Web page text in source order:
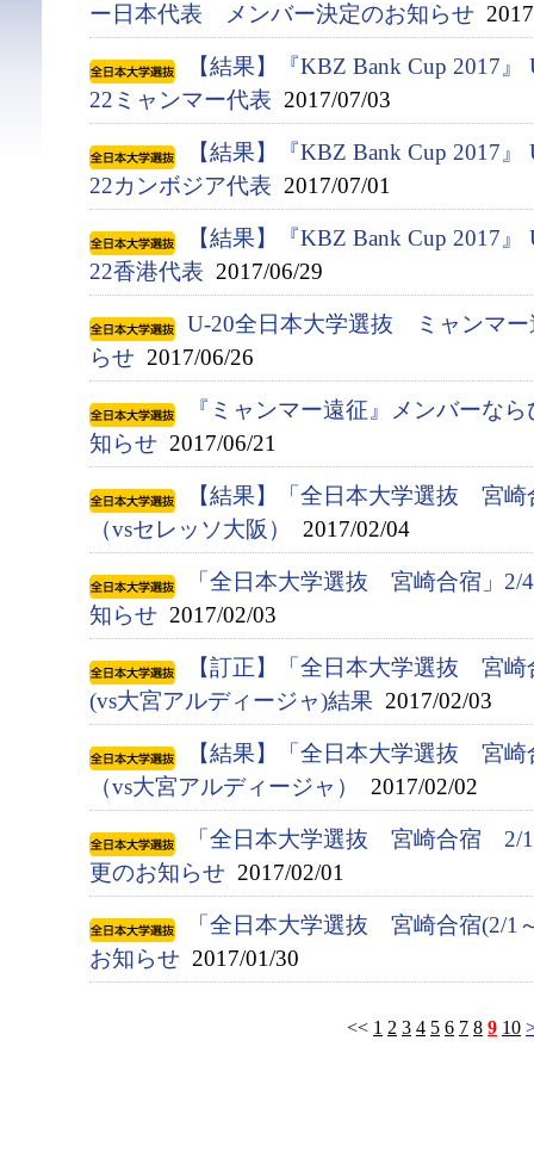
ー日本代表 メンバー決定のお知らせ
【結果】『KBZ Bank Cup 2017
22ミャンマー代表 2017/07/03
【結果】『KBZ Bank Cup 2017
22カンボジア代表 2017/07/01
【結果】『KBZ Bank Cup 2017
22香港代表 2017/06/29
U-20全日本大学選抜 ミャンマ
らせ 2017/06/26
『ミャンマー遠征』メンバーな
知らせ 2017/06/21
【結果】「全日本大学選抜 宮
（vsセレッソ大阪）
2017/02/04
「全日本大学選抜 宮崎合宿」
知らせ 2017/02/03
【訂正】「全日本大学選抜 宮
(vs大宮アルディージャ)結果 2017/02/03
【結果】「全日本大学選抜 宮
（vs大宮アルディージャ）
2017/02/02
「全日本大学選抜 宮崎合宿
更のお知らせ 2017/02/01
「全日本大学選抜 宮崎合宿(2/1
お知らせ 2017/01/30
<< 1 2 3 4 5 6 7 8 9 10